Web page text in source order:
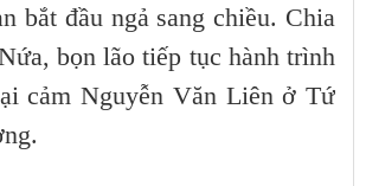
đầu ngả sang chiều. Chia
bọn lão tiếp tục hành trình
cảm Nguyễn Văn Liên ở Tứ